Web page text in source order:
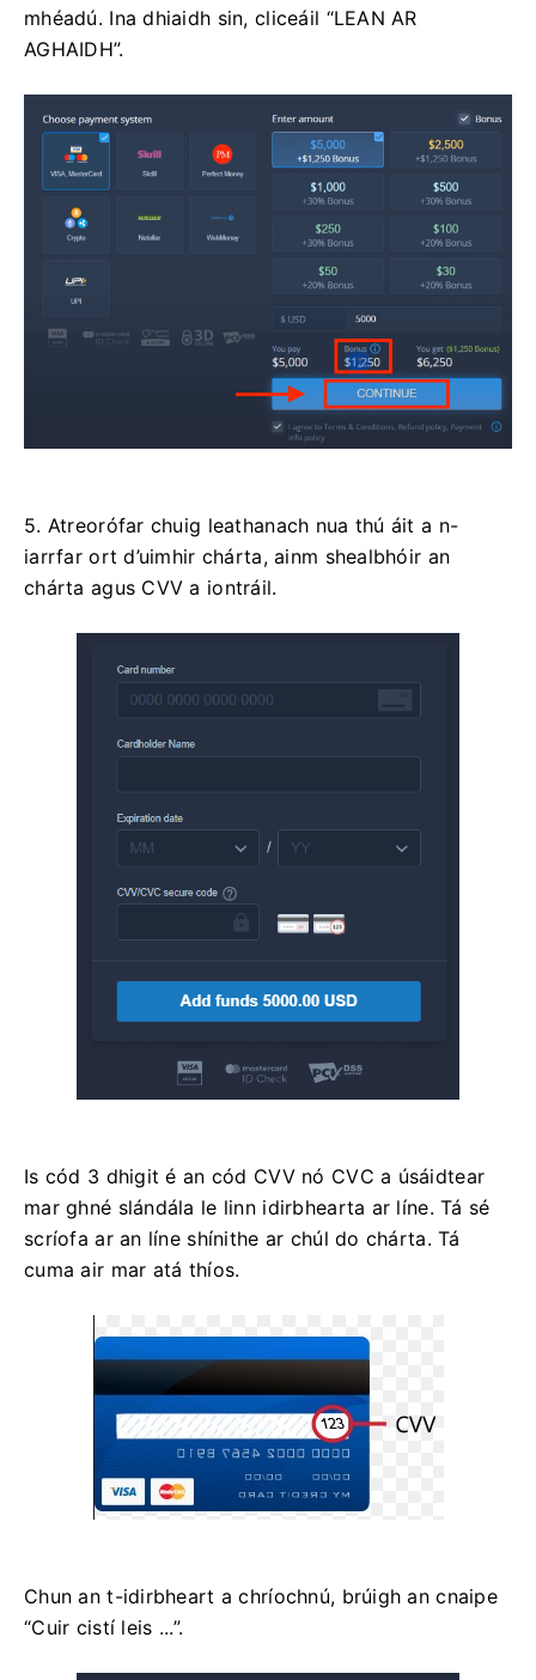
mhéadú. Ina dhiaidh sin, cliceáil “LEAN AR
AGHAIDH”.
5. Atreorófar chuig leathanach nua thú áit a n-
iarrfar ort d’uimhir chárta, ainm shealbhóir an
chárta agus CVV a iontráil.
Is cód 3 dhigit é an cód CVV nó СVС a úsáidtear
mar ghné slándála le linn idirbhearta ar líne. Tá sé
scríofa ar an líne shínithe ar chúl do chárta. Tá
cuma air mar atá thíos.
Chun an t-idirbheart a chríochnú, brúigh an cnaipe
“Cuir cistí leis ...”.